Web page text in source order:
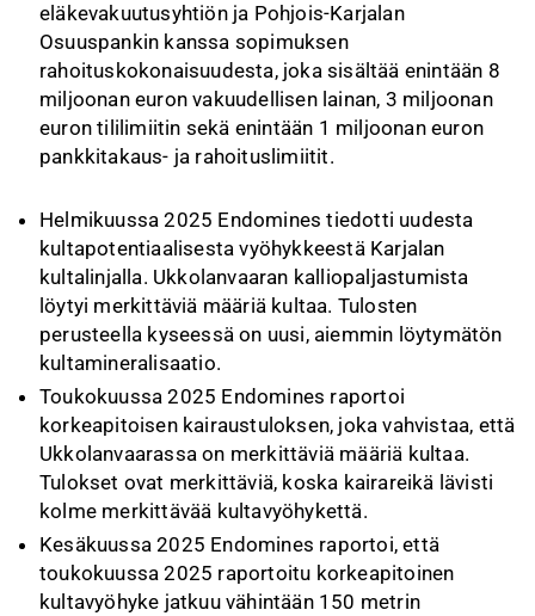
eläkevakuutusyhtiön ja Pohjois-Karjalan
Osuuspankin kanssa sopimuksen
rahoituskokonaisuudesta, joka sisältää enintään 8
miljoonan euron vakuudellisen lainan, 3 miljoonan
euron tililimiitin sekä enintään 1 miljoonan euron
pankkitakaus- ja rahoituslimiitit.
Helmikuussa 2025 Endomines tiedotti uudesta
kultapotentiaalisesta vyöhykkeestä Karjalan
kultalinjalla. Ukkolanvaaran kalliopaljastumista
löytyi merkittäviä määriä kultaa. Tulosten
perusteella kyseessä on uusi, aiemmin löytymätön
kultamineralisaatio.
Toukokuussa 2025 Endomines raportoi
korkeapitoisen kairaustuloksen, joka vahvistaa, että
Ukkolanvaarassa on merkittäviä määriä kultaa.
Tulokset ovat merkittäviä, koska kairareikä lävisti
kolme merkittävää kultavyöhykettä.
Kesäkuussa 2025 Endomines raportoi, että
toukokuussa 2025 raportoitu korkeapitoinen
kultavyöhyke jatkuu vähintään 150 metrin